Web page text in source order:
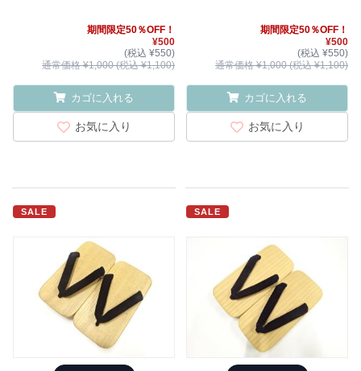
期間限定50％OFF！
¥500
(税込 ¥550)
通常価格 ¥1,000 (税込 ¥1,100)
カゴに入れる
お気に入り
期間限定50％OFF！
¥500
(税込 ¥550)
通常価格 ¥1,000 (税込 ¥1,100)
カゴに入れる
お気に入り
SALE SALE